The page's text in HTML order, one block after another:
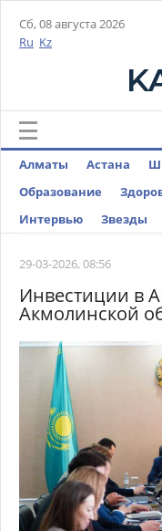
Сб, 08 августа 2026
Ru Kz
Алматы Астана
Образование
Интервью
Звезды
29-03-2026, 08:56
Инвестиции в
Акмолинской